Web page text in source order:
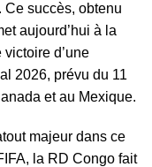
succès, obtenu
aujourd’hui à la
d’une
2026, prévu du 11
et au Mexique.
majeur dans ce
la RD Congo fait